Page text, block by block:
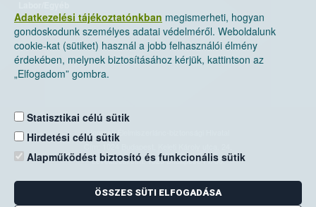
Adatkezelési tájékoztatónkban megismerheti, hogyan
gondoskodunk személyes adatai védelméről. Weboldalunk
cookie-kat (sütiket) használ a jobb felhasználói élmény
érdekében, melynek biztosításához kérjük, kattintson az
„Elfogadom” gombra.
Statisztikai célú sütik
Hirdetési célú sütik
Alapműködést biztosító és funkcionális sütik
ÖSSZES SÜTI ELFOGADÁSA
Nemzeti Élelmiszerlánc-biztonsági Hivatal
Levelezési cím: 1525 Budapest. Pf. 30.
E-mail:ugyfelszolgalat@nebih.gov.hu